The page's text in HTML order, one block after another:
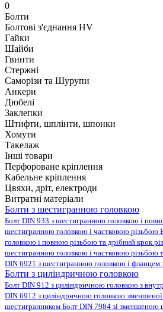
0
Болти
Болтові з'єднання HV
Гайки
Шайби
Гвинти
Стержні
Саморізи та Шурупи
Анкери
Дюбелі
Заклепки
Штифти, шплінти, шпонки
Хомути
Такелаж
Інші товари
Перфороване кріплення
Кабельне кріплення
Цвяхи, дріт, електроди
Витратні матеріали
Болти з шестигранною головкою
Болт DIN 933 з шестигранною головкою і
шестигранною головкою і частковою різьбою
головкою і повною різьбою та дрібний крок
шестигранною головкою і частковою різьбою
DIN 6921 з шестигранною головкою і фланцем
Болти з циліндричною головкою
Болт DIN 912 з циліндричною головкою з
DIN 6912 з циліндричною головкою
шестигранником Болт DIN 7984 зі зменшеною